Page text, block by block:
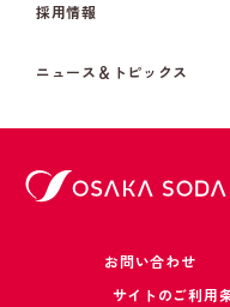
採用情報
ニュース＆トピックス
お問い合わせ
サイトのご利用